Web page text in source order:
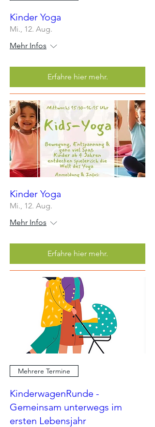
Kinder Yoga
Mi., 12. Aug.
Mehr Infos
Erfahre hier mehr.
Kinder Yoga
Mi., 12. Aug.
Mehr Infos
Erfahre hier mehr.
Mehrere Termine
KinderwagenRunde -
Gemeinsam unterwegs im
ersten Lebensjahr